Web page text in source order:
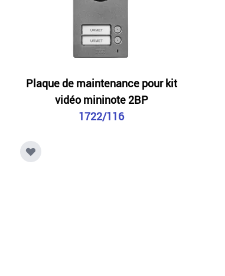
Plaque de maintenance pour kit
vidéo mininote 2BP
1722/116